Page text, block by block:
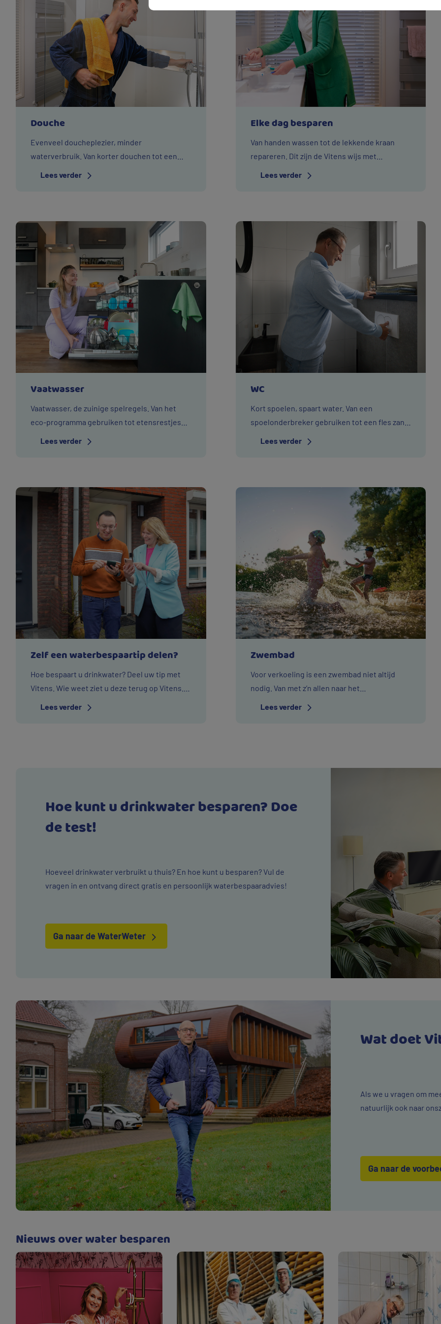
Douche
Evenveel doucheplezier, minder
waterverbruik. Van korter douchen tot een
Lees verder
Elke dag besparen
Van handen wassen tot de lekkende kraan
repareren. Dit zijn de Vitens wijs met
Lees verder
Vaatwasser
Vaatwasser, de zuinige spelregels. Van het
eco-programma gebruiken tot etensrestjes
Lees verder
WC
Kort spoelen, spaart water. Van een
spoelonderbreker gebruiken tot een fles zand
Lees verder
Zelf een waterbespaartip delen?
Hoe bespaart u drinkwater? Deel uw tip met
Vitens. Wie weet ziet u deze terug op Vitens.nl
Lees verder
Zwembad
Voor verkoeling is een zwembad niet altijd
nodig. Van met z’n allen naar het
Lees verder
Hoe kunt u drinkwater besparen? Doe
de test!
Hoeveel drinkwater verbruikt u thuis? En hoe kunt u besparen? Vul de
vragen in en ontvang direct gratis en persoonlijk waterbespaaradvies!
Ga naar de WaterWeter
Wat doet
Als we u vragen om
natuurlijk ook naar
Ga naar de
Nieuws over water besparen